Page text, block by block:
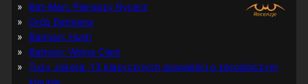
Bat-Man: Pierwszy Rycerz
Grób Batmana
Batman: Hush
Batman: Wojna Cieni
Tuzy Jokera: 13 klasycznych opowieści o zbrodniczym